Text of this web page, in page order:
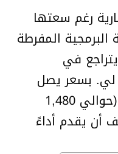
رغم سعتها
المفرطة
في
لي. بسعر يصل
إلى 1,099 جنيه إسترليني (حوالي 1,480
أن يقدم أداءً